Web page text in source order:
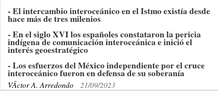
- El intercambio interoceánico en el Istmo existía desde
hace más de tres milenios
- En el siglo XVI los españoles constataron la pericia
indígena de comunicación interoceánica e inició el
interés geoestratégico
- Los esfuerzos del México independiente por el cruce
interoceánico fueron en defensa de su soberanía
VÃ­ctor A. Arredondo 21/09/2023